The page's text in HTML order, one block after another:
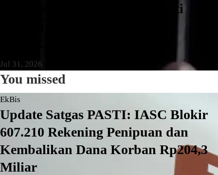
Pengganjal ATM RS Buah Hati
Jul 31, 2026
You missed
EkBis
Update Satgas PASTI: IASC Blokir
607.210 Rekening Penipuan dan
Kembalikan Dana Korban Rp204,3
Miliar